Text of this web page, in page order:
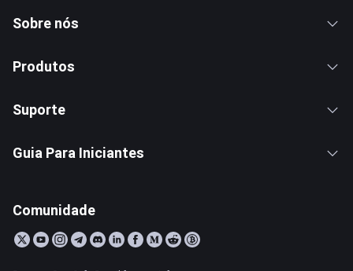
Sobre nós
Produtos
Suporte
Guia Para Iniciantes
Comunidade